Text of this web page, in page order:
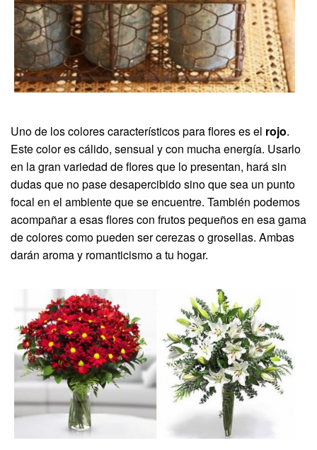
Uno de los colores característicos para flores es el rojo.
Este color es cálido, sensual y con mucha energía. Usarlo
en la gran variedad de flores que lo presentan, hará sin
dudas que no pase desapercibido sino que sea un punto
focal en el ambiente que se encuentre. También podemos
acompañar a esas flores con frutos pequeños en esa gama
de colores como pueden ser cerezas o grosellas. Ambas
darán aroma y romanticismo a tu hogar.